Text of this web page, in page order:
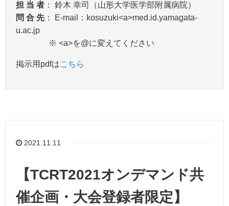
担 当 者 ： 鈴木 幸司（山形大学医学部附属病院）
問 合 先： E-mail：kosuzuki<a>med.id.yamagata-
u.ac.jp
※ <a>を@に変えてください
掲示用pdfはこちら
2021.11.11
【TCRT2021オンデマンド共
催企画・大会登録者限定】